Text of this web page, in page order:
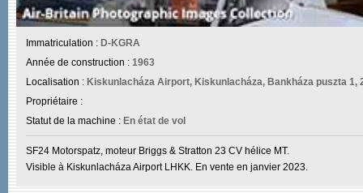
Immatriculation : D-KGRA
Année de construction : 1963
Localisation : Kiskunlacháza Airport, Kiskunlacháza, Bankháza puszta 1,
Propriétaire :
Statut de la machine : En état de vol
SF24 Motorspatz, moteur Briggs & Stratton 23 CV hélice MT.
Visible à Kiskunlacháza Airport LHKK. En vente en janvier 2023.